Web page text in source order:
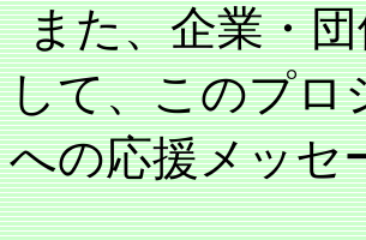
また、企業・
して、このプロ
への応援メッセ